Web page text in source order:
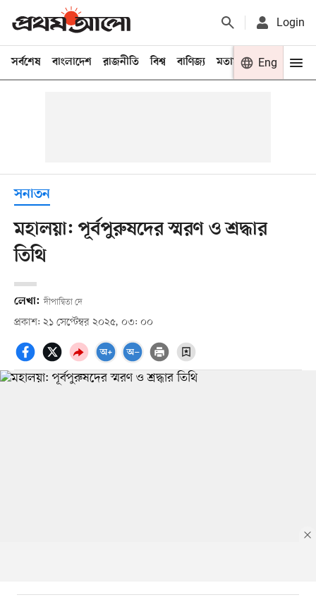
Login
সর্বশেষ বাংলাদেশ রাজনীতি বিশ্ব বাণিজ্য মতামত খেলা
Eng
সনাতন
মহালয়া: পূর্বপুরুষদের স্মরণ ও শ্রদ্ধার
তিথি
লেখা: দীপান্বিতা দে
প্রকাশ: ২১ সেপ্টেম্বর ২০২৫, ০৩: ০০